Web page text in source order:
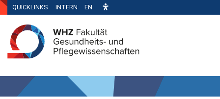
QUICKLINKS INTERN EN